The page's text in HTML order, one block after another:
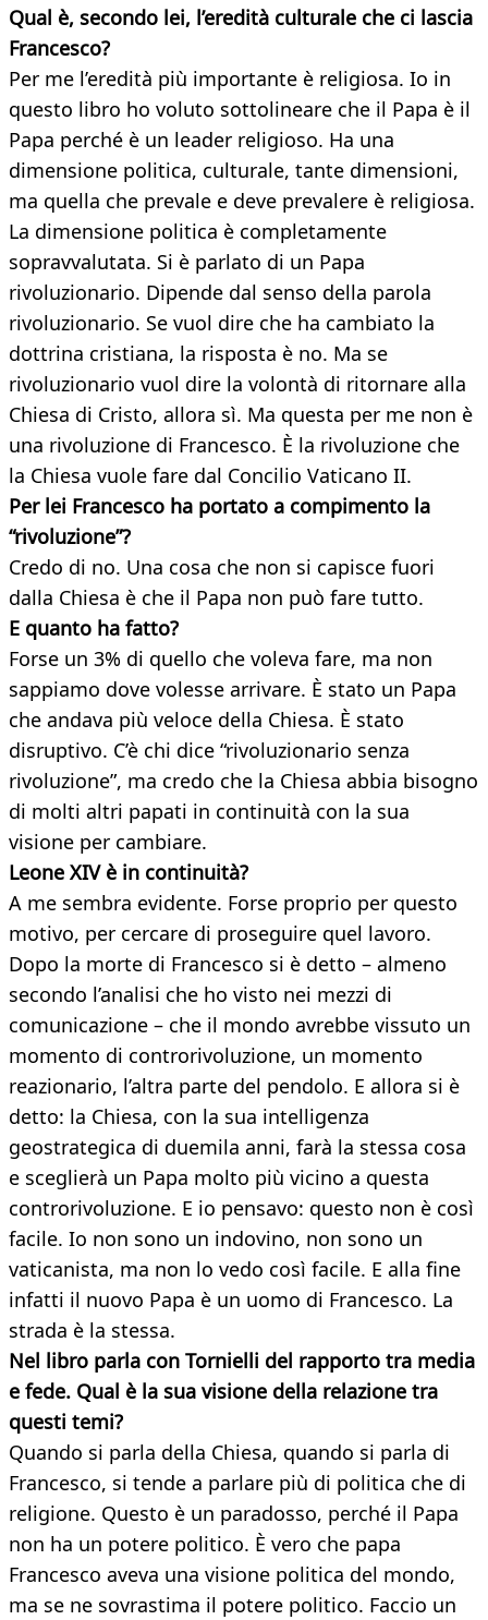
Qual è, secondo lei, l’eredità culturale che ci lascia
Francesco?
Per me l’eredità più importante è religiosa. Io in
questo libro ho voluto sottolineare che il Papa è il
Papa perché è un leader religioso. Ha una
dimensione politica, culturale, tante dimensioni,
ma quella che prevale e deve prevalere è religiosa.
La dimensione politica è completamente
sopravvalutata. Si è parlato di un Papa
rivoluzionario. Dipende dal senso della parola
rivoluzionario. Se vuol dire che ha cambiato la
dottrina cristiana, la risposta è no. Ma se
rivoluzionario vuol dire la volontà di ritornare alla
Chiesa di Cristo, allora sì. Ma questa per me non è
una rivoluzione di Francesco. È la rivoluzione che
la Chiesa vuole fare dal Concilio Vaticano II.
Per lei Francesco ha portato a compimento la
“rivoluzione”?
Credo di no. Una cosa che non si capisce fuori
dalla Chiesa è che il Papa non può fare tutto.
E quanto ha fatto?
Forse un 3% di quello che voleva fare, ma non
sappiamo dove volesse arrivare. È stato un Papa
che andava più veloce della Chiesa. È stato
disruptivo. C’è chi dice “rivoluzionario senza
rivoluzione”, ma credo che la Chiesa abbia bisogno
di molti altri papati in continuità con la sua
visione per cambiare.
Leone XIV è in continuità?
A me sembra evidente. Forse proprio per questo
motivo, per cercare di proseguire quel lavoro.
Dopo la morte di Francesco si è detto – almeno
secondo l’analisi che ho visto nei mezzi di
comunicazione – che il mondo avrebbe vissuto un
momento di controrivoluzione, un momento
reazionario, l’altra parte del pendolo. E allora si è
detto: la Chiesa, con la sua intelligenza
geostrategica di duemila anni, farà la stessa cosa
e sceglierà un Papa molto più vicino a questa
controrivoluzione. E io pensavo: questo non è così
facile. Io non sono un indovino, non sono un
vaticanista, ma non lo vedo così facile. E alla fine
infatti il nuovo Papa è un uomo di Francesco. La
strada è la stessa.
Nel libro parla con Tornielli del rapporto tra media
e fede. Qual è la sua visione della relazione tra
questi temi?
Quando si parla della Chiesa, quando si parla di
Francesco, si tende a parlare più di politica che di
religione. Questo è un paradosso, perché il Papa
non ha un potere politico. È vero che papa
Francesco aveva una visione politica del mondo,
ma se ne sovrastima il potere politico. Faccio un